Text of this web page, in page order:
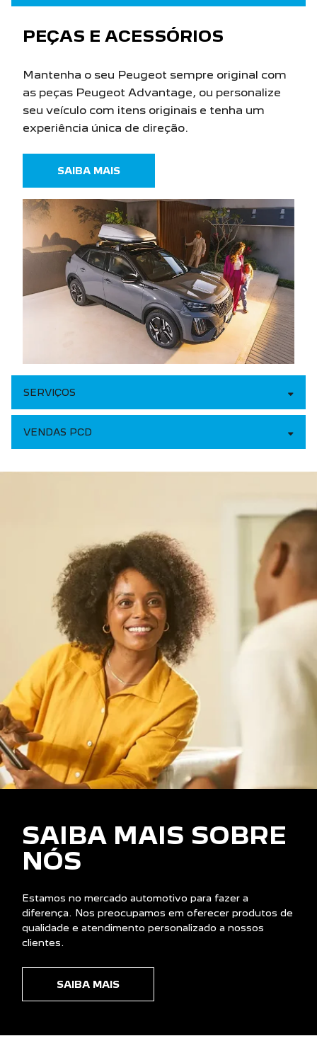
PEÇAS E ACESSÓRIOS
Mantenha o seu Peugeot sempre original com
as peças Peugeot Advantage, ou personalize
seu veículo com itens originais e tenha um
experiência única de direção.
SAIBA MAIS
SERVIÇOS
VENDAS PCD
SAIBA MAIS SOBRE
NÓS
Estamos no mercado automotivo para fazer a
diferença. Nos preocupamos em oferecer produtos de
qualidade e atendimento personalizado a nossos
clientes.
SAIBA MAIS